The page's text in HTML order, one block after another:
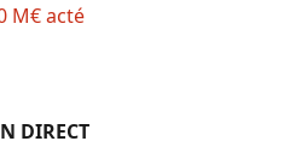
M€ acté
DIRECT